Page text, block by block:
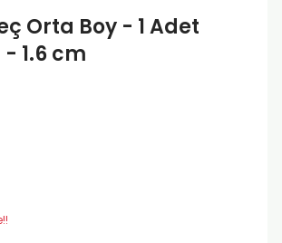
Orta Boy - 1 Adet
- 1.6 cm